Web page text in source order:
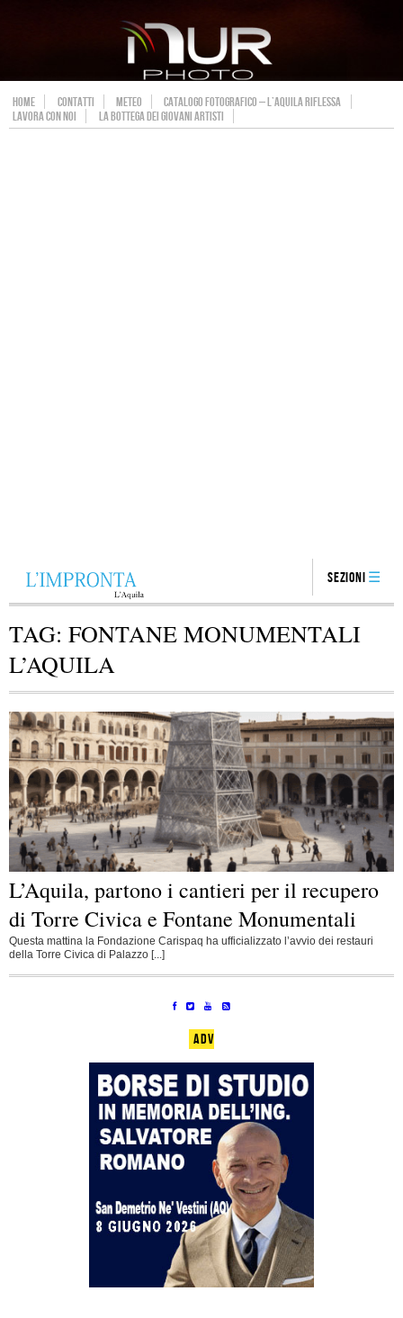
HOME CONTATTI METEO
CATALOGO FOTOGRAFICO – L’AQUILA RIFLESSA
LAVORA CON NOI
LA BOTTEGA DEI GIOVANI ARTISTI
Sezioni
TAG: FONTANE MONUMENTALI
L’AQUILA
L’Aquila, partono i cantieri per il recupero
di Torre Civica e Fontane Monumentali
Questa mattina la Fondazione Carispaq ha ufficializzato l’avvio dei restauri
della Torre Civica di Palazzo [...]
ADV